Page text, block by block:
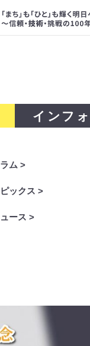
インフ
ム >
ピックス >
ース >